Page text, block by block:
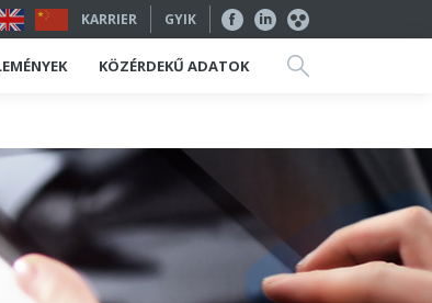
KARRIER GYIK
KÖZÉRDEKŰ ADATOK